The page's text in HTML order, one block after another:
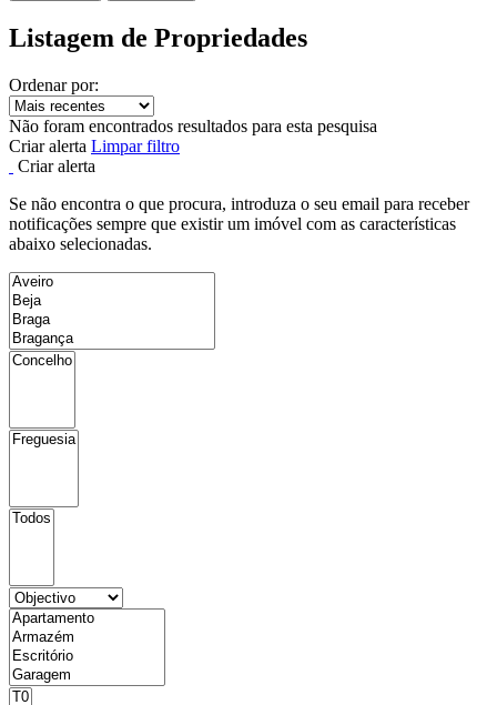
Listagem de Propriedades
Ordenar por:
Não foram encontrados resultados para esta pesquisa
Criar alerta Limpar filtro
Criar alerta
Se não encontra o que procura, introduza o seu email para receber
notificações sempre que existir um imóvel com as características
abaixo selecionadas.